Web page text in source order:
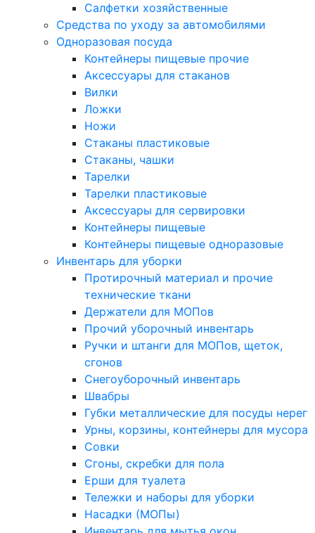
Салфетки хозяйственные
Средства по уходу за автомобилями
Одноразовая посуда
Контейнеры пищевые прочие
Аксессуары для стаканов
Вилки
Ложки
Ножи
Стаканы пластиковые
Стаканы, чашки
Тарелки
Тарелки пластиковые
Аксессуары для сервировки
Контейнеры пищевые
Контейнеры пищевые одноразовые
Инвентарь для уборки
Протирочный материал и прочие
технические ткани
Держатели для МОПов
Прочий уборочный инвентарь
Ручки и штанги для МОПов, щеток,
сгонов
Снегоуборочный инвентарь
Швабры
Губки металлические для посуды нерег
Урны, корзины, контейнеры для мусора
Совки
Сгоны, скребки для пола
Ерши для туалета
Тележки и наборы для уборки
Насадки (МОПы)